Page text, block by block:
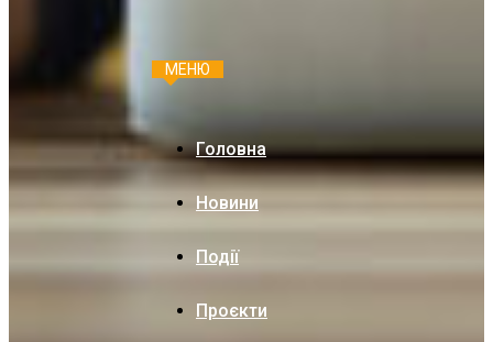
МЕНЮ
Головна
Новини
Події
Проєкти